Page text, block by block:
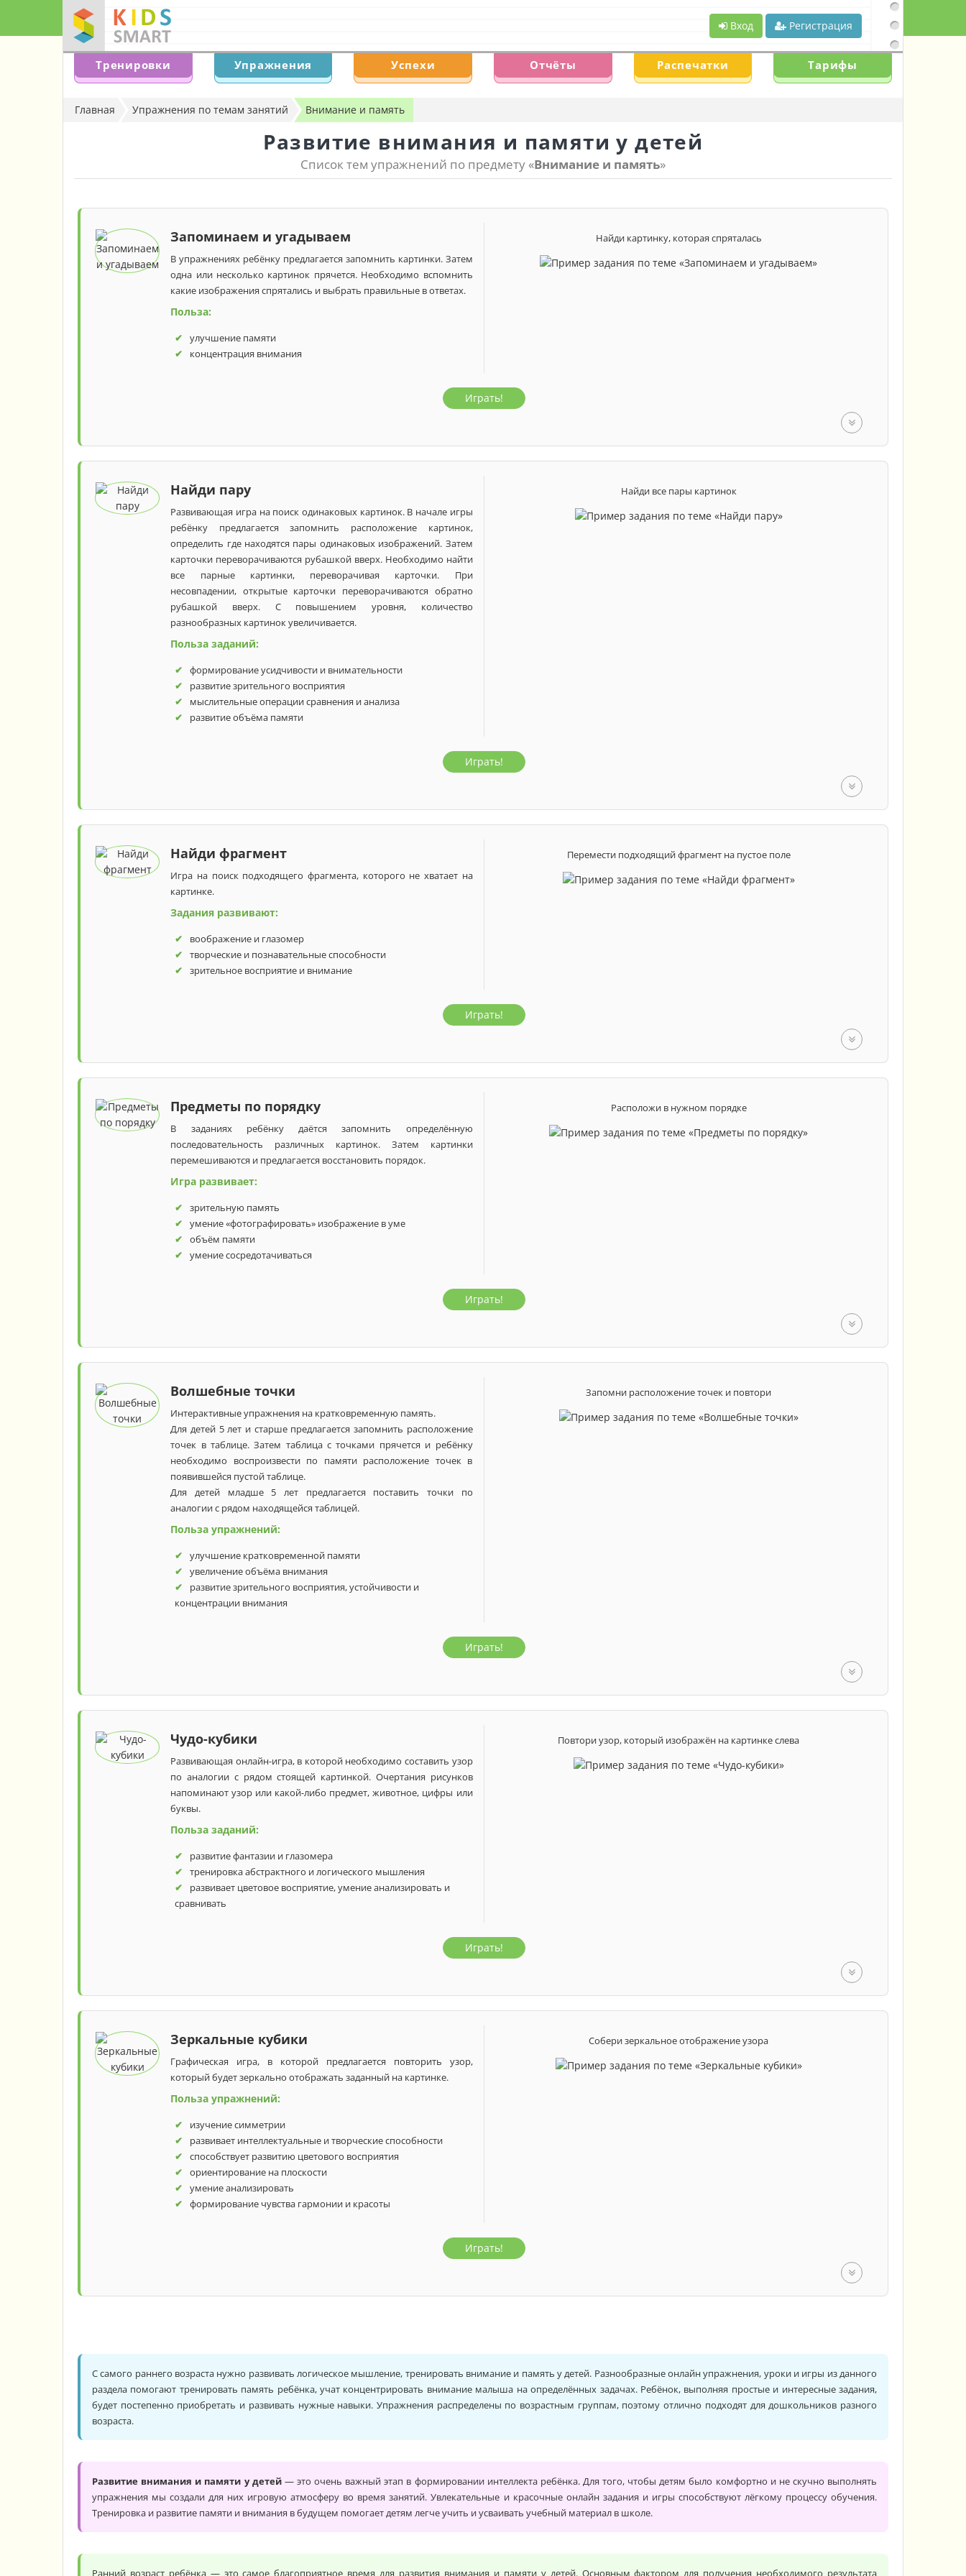
Вход Регистрация
Тренировки Упражнения Успехи Отчёты Распечатки Тарифы
Главная Упражнения по темам занятий Внимание и память
Развитие внимания и памяти у детей
Список тем упражнений по предмету «Внимание и память»
Запоминаем и угадываем
В упражнениях ребёнку предлагается запомнить картинки. Затем
одна или несколько картинок прячется. Необходимо вспомнить
какие изображения спрятались и выбрать правильные в ответах.
Польза:
улучшение памяти
концентрация внимания
Найди картинку, которая спряталась
Играть!
2 года 3 года 4 года 5 лет 6 лет 7 лет
Найди пару
Развивающая игра на поиск одинаковых картинок. В начале игры
ребёнку предлагается запомнить расположение картинок,
определить где находятся пары одинаковых изображений. Затем
карточки переворачиваются рубашкой вверх. Необходимо найти
все парные картинки, переворачивая карточки. При
несовпадении, открытые карточки переворачиваются обратно
рубашкой вверх. С повышением уровня, количество
разнообразных картинок увеличивается.
Польза заданий:
формирование усидчивости и внимательности
развитие зрительного восприятия
мыслительные операции сравнения и анализа
развитие объёма памяти
Найди все пары картинок
Играть!
2 года 3 года 4 года 5 лет
Найди фрагмент
Игра на поиск подходящего фрагмента, которого не хватает на
картинке.
Задания развивают:
воображение и глазомер
творческие и познавательные способности
зрительное восприятие и внимание
Перемести подходящий фрагмент на пустое поле
Играть!
7 лет 1 класс 5 лет 6 лет
Предметы по порядку
В заданиях ребёнку даётся запомнить определённую
последовательность различных картинок. Затем картинки
перемешиваются и предлагается восстановить порядок.
Игра развивает:
зрительную память
умение «фотографировать» изображение в уме
объём памяти
умение сосредотачиваться
Расположи в нужном порядке
Играть!
1 класс 2 класс 6 лет 7 лет
Волшебные точки
Интерактивные упражнения на кратковременную память.
Для детей 5 лет и старше предлагается запомнить расположение
точек в таблице. Затем таблица с точками прячется и ребёнку
необходимо воспроизвести по памяти расположение точек в
появившейся пустой таблице.
Для детей младше 5 лет предлагается поставить точки по
аналогии с рядом находящейся таблицей.
Польза упражнений:
улучшение кратковременной памяти
увеличение объёма внимания
развитие зрительного восприятия, устойчивости и
концентрации внимания
Запомни расположение точек и повтори
Играть!
3 года 4 года 5 лет 6 лет 7 лет 1 класс 2 класс 3 класс 4 класс
Чудо-кубики
Развивающая онлайн-игра, в которой необходимо составить узор
по аналогии с рядом стоящей картинкой. Очертания рисунков
напоминают узор или какой-либо предмет, животное, цифры или
буквы.
Польза заданий:
развитие фантазии и глазомера
тренировка абстрактного и логического мышления
развивает цветовое восприятие, умение анализировать и
сравнивать
Повтори узор, который изображён на картинке слева
Играть!
3 года 4 года 5 лет 6 лет 7 лет 1 класс 2 класс 3 класс 4 класс
Зеркальные кубики
Графическая игра, в которой предлагается повторить узор,
который будет зеркально отображать заданный на картинке.
Польза упражнений:
изучение симметрии
развивает интеллектуальные и творческие способности
способствует развитию цветового восприятия
ориентирование на плоскости
умение анализировать
формирование чувства гармонии и красоты
Собери зеркальное отображение узора
Играть!
С самого раннего возраста нужно развивать логическое мышление, тренировать внимание и память у детей. Разнообразные онлайн упражнения, уроки и игры из данного
раздела помогают тренировать память ребёнка, учат концентрировать внимание малыша на определённых задачах. Ребёнок, выполняя простые и интересные задания,
будет постепенно приобретать и развивать нужные навыки. Упражнения распределены по возрастным группам, поэтому отлично подходят для дошкольников разного
возраста.
Развитие внимания и памяти у детей— это очень важный этап в формировании интеллекта ребёнка. Для того, чтобы детям было комфортно и не скучно выполнять
упражнения мы создали для них игровую атмосферу во время занятий. Увлекательные и красочные онлайн задания и игры способствуют лёгкому процессу обучения.
Тренировка и развитие памяти и внимания в будущем помогает детям легче учить и усваивать учебный материал в школе.
Ранний возраст ребёнка — это самое благоприятное время для развития внимания и памяти у детей. Основным фактором для получения необходимого результата